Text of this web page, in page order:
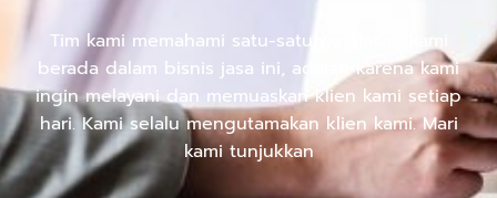
Tim kami memahami satu-satunya alasan kami
berada dalam bisnis jasa ini, adalah karena kami
ingin melayani dan memuaskan klien kami setiap
hari. Kami selalu mengutamakan klien kami. Mari
kami tunjukkan